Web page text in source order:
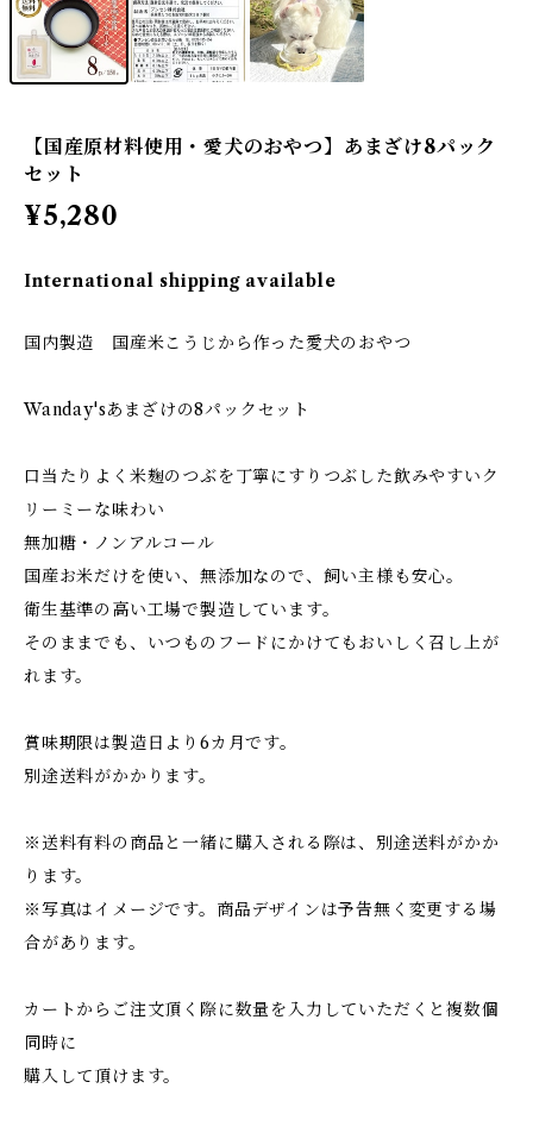
【国産原材料使用・愛犬のおやつ】あまざけ8パック
セット
¥5,280
International shipping available
国内製造 国産米こうじから作った愛犬のおやつ
Wanday'sあまざけの8パックセット
口当たりよく米麹のつぶを丁寧にすりつぶした飲みやすいク
リーミーな味わい
無加糖・ノンアルコール
国産お米だけを使い、無添加なので、飼い主様も安心。
衛生基準の高い工場で製造しています。
そのままでも、いつものフードにかけてもおいしく召し上が
れます。
賞味期限は製造日より6カ月です。
別途送料がかかります。
※送料有料の商品と一緒に購入される際は、別途送料がかか
ります。
※写真はイメージです。商品デザインは予告無く変更する場
合があります。
カートからご注文頂く際に数量を入力していただくと複数個
同時に
購入して頂けます。